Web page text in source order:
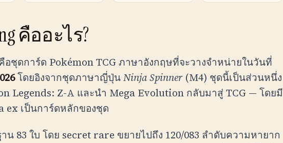
คืออะไร?
อชุดการ์ด Pokémon TCG ภาษาอังกฤษที่จะวางจำหน่ายในวันที่
โดยอิงจากชุดภาษาญี่ปุ่นNinja Spinner(M4) ชุดนี้เป็นส่วนหนึ่ง
Legends: Z-A และนำ Mega Evolution กลับมาสู่ TCG — โดยมี
ex เป็นการ์ดหลักของชุด
83 ใบ โดย secret rare ขยายไปถึง 120/083 ลำดับความหายาก